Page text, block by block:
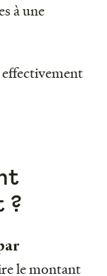
à une
effectivement
?
le montant